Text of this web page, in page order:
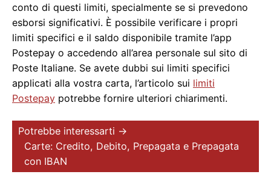
conto di questi limiti, specialmente se si prevedono
esborsi significativi. È possibile verificare i propri
limiti specifici e il saldo disponibile tramite l’app
Postepay o accedendo all’area personale sul sito di
Poste Italiane. Se avete dubbi sui limiti specifici
applicati alla vostra carta, l’articolo sui limiti
Postepay potrebbe fornire ulteriori chiarimenti.
Potrebbe interessarti →
Carte: Credito, Debito, Prepagata e Prepagata
con IBAN